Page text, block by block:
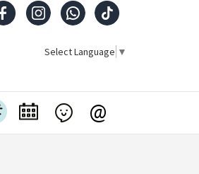
Select Language ▼
@